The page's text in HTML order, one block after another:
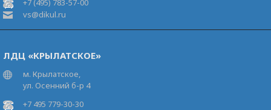
+7 (495) 783-57-00
vs@dikul.ru
ЛДЦ «КРЫЛАТСКОЕ»
м. Крылатское,
ул. Осенний б-р 4
+7 495 779-30-30